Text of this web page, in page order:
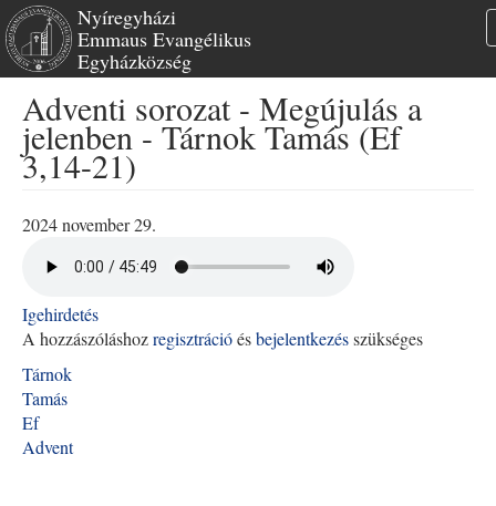
Ugrás
tartalomra
Nyíregyházi
Emmaus Evangélikus
Egyházközség
Adventi sorozat - Megújulás a
jelenben - Tárnok Tamás (Ef
3,14-21)
2024 november 29.
Igehirdetés
A hozzászóláshozregisztrációésbejelentkezésszükséges
Tárnok
Tamás
Ef
Advent